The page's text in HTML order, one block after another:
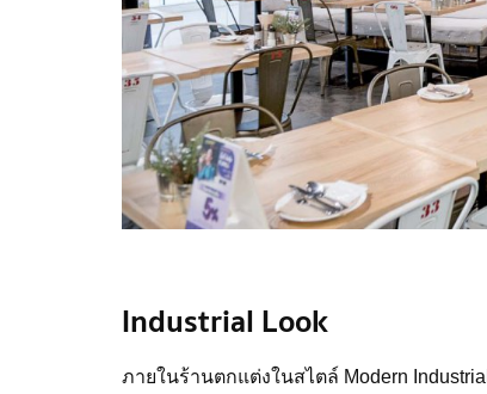
Industrial Look
ภายในร้านตกแต่งในสไตล์ Modern Industrial